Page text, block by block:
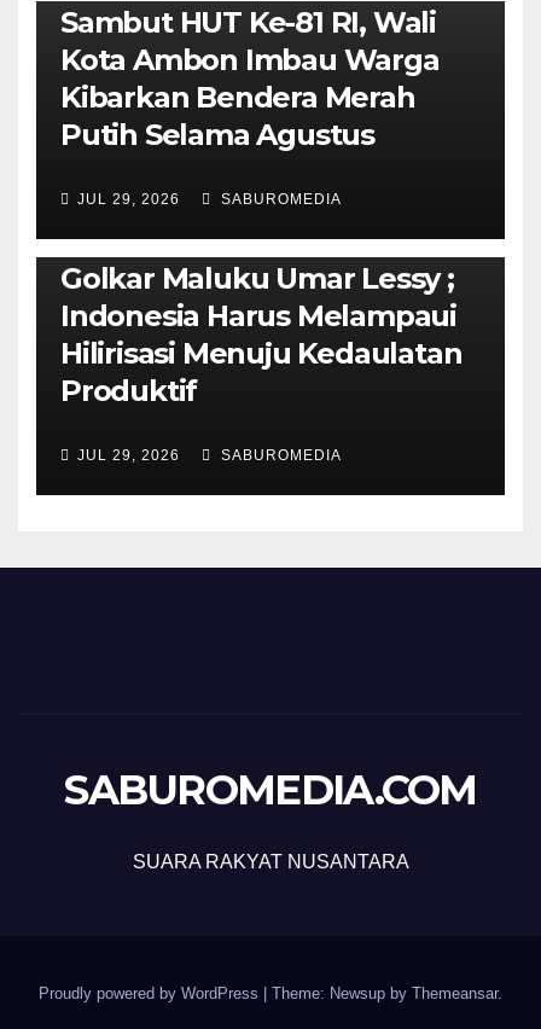
Sambut HUT Ke-81 RI, Wali
Kota Ambon Imbau Warga
Kibarkan Bendera Merah
Putih Selama Agustus
JUL 29, 2026 SABUROMEDIA
PENDIDIKAN & OLAHRAGA THE MOLUCCAS
Isi Materi LK-III HMI, Ketua
Golkar Maluku Umar Lessy ;
Indonesia Harus Melampaui
Hilirisasi Menuju Kedaulatan
Produktif
JUL 29, 2026 SABUROMEDIA
SABUROMEDIA.COM
SUARA RAKYAT NUSANTARA
Proudly powered by WordPress Theme: Newsup by Themeansar.